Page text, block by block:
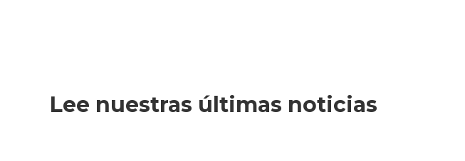
Lee nuestras últimas noticias